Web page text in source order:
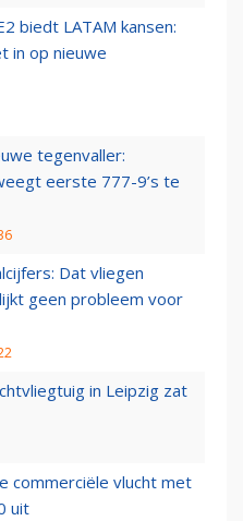
biedt LATAM kansen:
in op nieuwe
tegenvaller:
eerste 777-9’s te
Dat vliegen
geen probleem voor
in Leipzig zat
commerciële vlucht met
uit